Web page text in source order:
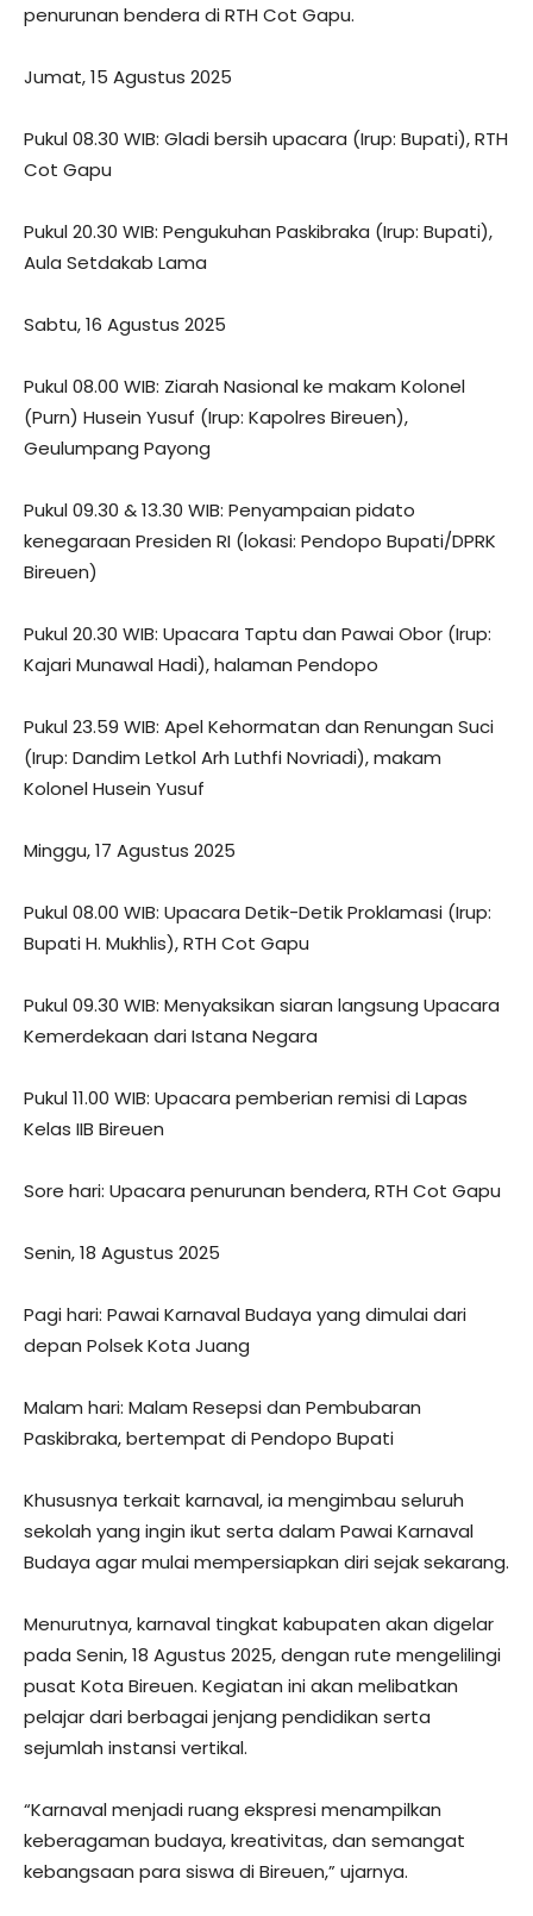
penurunan bendera di RTH Cot Gapu.
Jumat, 15 Agustus 2025
Pukul 08.30 WIB: Gladi bersih upacara (Irup: Bupati), RTH
Cot Gapu
Pukul 20.30 WIB: Pengukuhan Paskibraka (Irup: Bupati),
Aula Setdakab Lama
Sabtu, 16 Agustus 2025
Pukul 08.00 WIB: Ziarah Nasional ke makam Kolonel
(Purn) Husein Yusuf (Irup: Kapolres Bireuen),
Geulumpang Payong
Pukul 09.30 & 13.30 WIB: Penyampaian pidato
kenegaraan Presiden RI (lokasi: Pendopo Bupati/DPRK
Bireuen)
Pukul 20.30 WIB: Upacara Taptu dan Pawai Obor (Irup:
Kajari Munawal Hadi), halaman Pendopo
Pukul 23.59 WIB: Apel Kehormatan dan Renungan Suci
(Irup: Dandim Letkol Arh Luthfi Novriadi), makam
Kolonel Husein Yusuf
Minggu, 17 Agustus 2025
Pukul 08.00 WIB: Upacara Detik-Detik Proklamasi (Irup:
Bupati H. Mukhlis), RTH Cot Gapu
Pukul 09.30 WIB: Menyaksikan siaran langsung Upacara
Kemerdekaan dari Istana Negara
Pukul 11.00 WIB: Upacara pemberian remisi di Lapas
Kelas IIB Bireuen
Sore hari: Upacara penurunan bendera, RTH Cot Gapu
Senin, 18 Agustus 2025
Pagi hari: Pawai Karnaval Budaya yang dimulai dari
depan Polsek Kota Juang
Malam hari: Malam Resepsi dan Pembubaran
Paskibraka, bertempat di Pendopo Bupati
Khususnya terkait karnaval, ia mengimbau seluruh
sekolah yang ingin ikut serta dalam Pawai Karnaval
Budaya agar mulai mempersiapkan diri sejak sekarang.
Menurutnya, karnaval tingkat kabupaten akan digelar
pada Senin, 18 Agustus 2025, dengan rute mengelilingi
pusat Kota Bireuen. Kegiatan ini akan melibatkan
pelajar dari berbagai jenjang pendidikan serta
sejumlah instansi vertikal.
“Karnaval menjadi ruang ekspresi menampilkan
keberagaman budaya, kreativitas, dan semangat
kebangsaan para siswa di Bireuen,” ujarnya.